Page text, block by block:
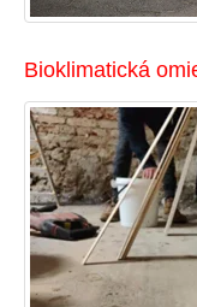
Bioklimatická